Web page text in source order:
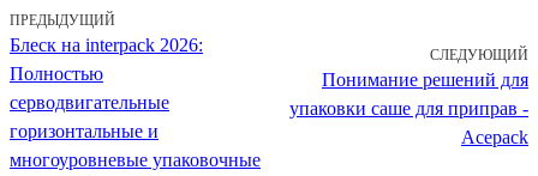
ПРЕДЫДУЩИЙ
Блеск на interpack 2026:
Полностью
серводвигательные
горизонтальные и
многоуровневые упаковочные
СЛЕДУЮЩИЙ
Понимание решений для
упаковки саше для приправ -
Acepack